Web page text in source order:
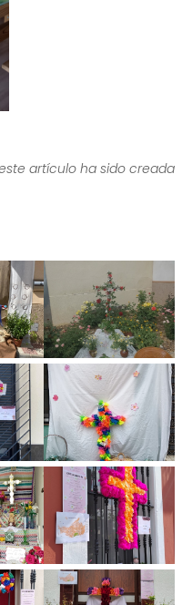
artículo ha sido creada